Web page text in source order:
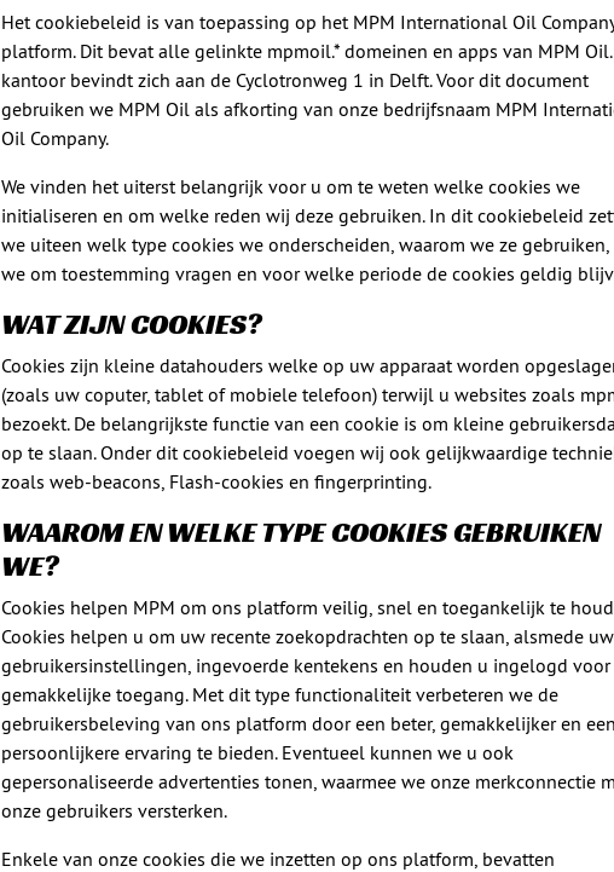
Het cookiebeleid is van toepassing op het MPM International Oil
platform. Dit bevat alle gelinkte mpmoil.* domeinen en apps van MPM Oil.
kantoor bevindt zich aan de Cyclotronweg 1 in Delft. Voor dit document
gebruiken we MPM Oil als afkorting van onze bedrijfsnaam MPM
Oil Company.
We vinden het uiterst belangrijk voor u om te weten welke cookies we
initialiseren en om welke reden wij deze gebruiken. In dit cookiebeleid
we uiteen welk type cookies we onderscheiden, waarom we ze gebruiken,
we om toestemming vragen en voor welke periode de cookies geldig
WAT ZIJN COOKIES?
Cookies zijn kleine datahouders welke op uw apparaat worden
(zoals uw coputer, tablet of mobiele telefoon) terwijl u websites zoals
bezoekt. De belangrijkste functie van een cookie is om kleine
op te slaan. Onder dit cookiebeleid voegen wij ook gelijkwaardige
zoals web-beacons, Flash-cookies en fingerprinting.
WAAROM EN WELKE TYPE COOKIES GEBRUIKEN
WE?
Cookies helpen MPM om ons platform veilig, snel en toegankelijk te
Cookies helpen u om uw recente zoekopdrachten op te slaan, alsmede uw
gebruikersinstellingen, ingevoerde kentekens en houden u ingelogd voor
gemakkelijke toegang. Met dit type functionaliteit verbeteren we de
gebruikersbeleving van ons platform door een beter, gemakkelijker en een
persoonlijkere ervaring te bieden. Eventueel kunnen we u ook
gepersonaliseerde advertenties tonen, waarmee we onze merkconnectie
onze gebruikers versterken.
Enkele van onze cookies die we inzetten op ons platform, bevatten